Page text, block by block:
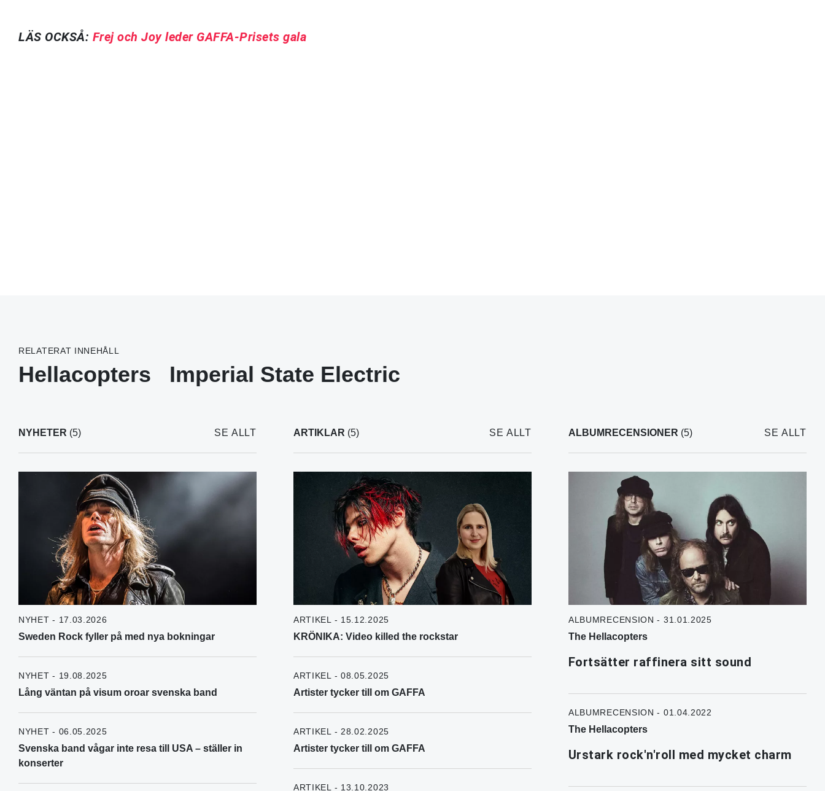
LÄS OCKSÅ: Frej och Joy leder GAFFA-Prisets gala
RELATERAT INNEHÅLL
Hellacopters Imperial State Electric
NYHETER (5) SE ALLT
NYHET - 17.03.2026
Sweden Rock fyller på med nya bokningar
NYHET - 19.08.2025
Lång väntan på visum oroar svenska band
NYHET - 06.05.2025
Svenska band vågar inte resa till USA – ställer in
konserter
ARTIKLAR (5) SE ALLT
ARTIKEL - 15.12.2025
KRÖNIKA: Video killed the rockstar
ARTIKEL - 08.05.2025
Artister tycker till om GAFFA
ARTIKEL - 28.02.2025
Artister tycker till om GAFFA
ARTIKEL - 13.10.2023
ALBUMRECENSIONER (5) SE ALLT
ALBUMRECENSION - 31.01.2025
The Hellacopters
Fortsätter raffinera sitt sound
ALBUMRECENSION - 01.04.2022
The Hellacopters
Urstark rock'n'roll med mycket charm